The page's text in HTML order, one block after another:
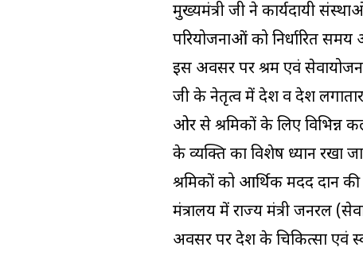
मुख्यमंत्री जी ने कार्यदायी
परियोजनाओं को निर्धारित
इस अवसर पर श्रम एवं सेवायोजन
जी के नेतृत्व में देश व प्रदेश
ओर से श्रमिकों के लिए विभिन्न
के व्यक्ति का विशेष ध्यान रखा जा
श्रमिकों को आर्थिक मदद प्रदान
मंत्रालय में राज्य मंत्री जनरल
अवसर पर प्रदेश के चिकित्सा एवं